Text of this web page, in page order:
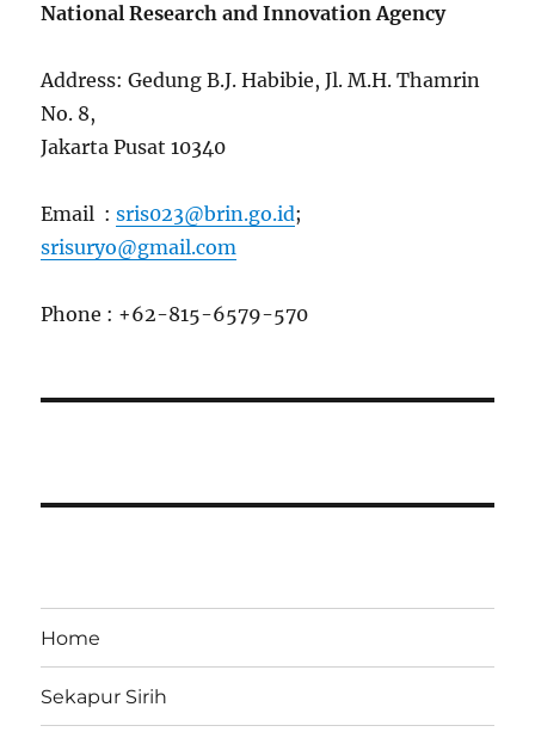
National Research and Innovation Agency
Address: Gedung B.J. Habibie, Jl. M.H. Thamrin
No. 8,
Jakarta Pusat 10340
Email :sris023@brin.go.id;
srisuryo@gmail.com
Phone : +62-815-6579-570
Home
Sekapur Sirih